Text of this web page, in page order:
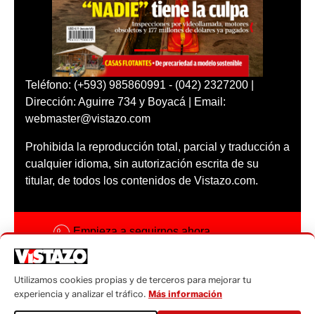
Teléfono: (+593) 985860991 - (042) 2327200 |
Dirección: Aguirre 734 y Boyacá | Email:
webmaster@vistazo.com
Prohibida la reproducción total, parcial y traducción a
cualquier idioma, sin autorización escrita de su
titular, de todos los contenidos de Vistazo.com.
Empieza a seguirnos ahora
Código ética
Sugerencias a:
Utilizamos cookies propias y de terceros para mejorar tu
experiencia y analizar el tráfico. Más información